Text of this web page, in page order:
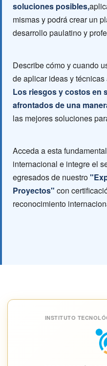
soluciones posibles,
mismas y podrá crear un
desarrollo paulatino y
Describe cómo y cuando
de aplicar ideas y
Los riesgos y costos en
afrontados de una
las mejores soluciones
Acceda a esta
internacional e integre el
egresados de nuestro
Proyectos" con
reconocimiento
INSTITUTO